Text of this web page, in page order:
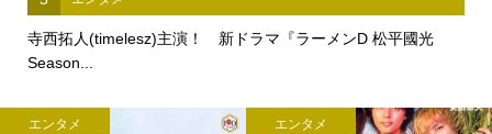
寺西拓人(timelesz)主演！ 新ドラマ『ラーメンD 松平國光
Season...
エンタメ エンタメ